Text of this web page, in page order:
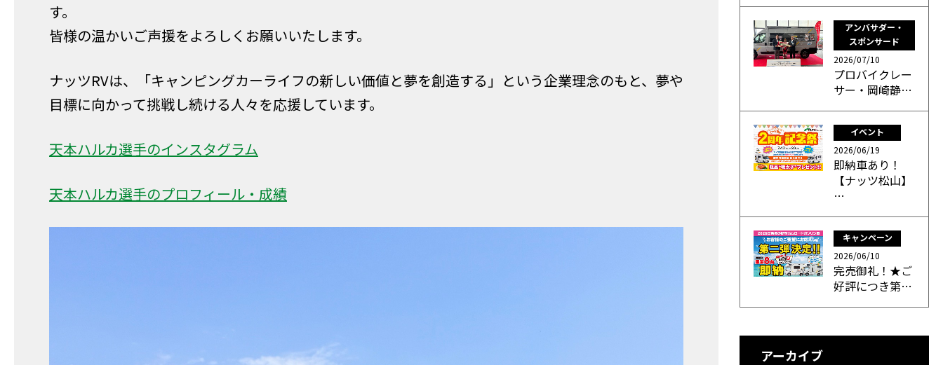
す。
皆様の温かいご声援をよろしくお願いいたします。
ナッツRVは、「キャンピングカーライフの新しい価値と夢を創造する」という企業理念のもと、夢や
目標に向かって挑戦し続ける人々を応援しています。
天本ハルカ選手のインスタグラム
天本ハルカ選手のプロフィール・成績
アンバサダー・
スポンサード
2026/07/10
プロバイクレー
サー・岡崎静…
イベント
2026/06/19
即納車あり！
【ナッツ松山】
…
キャンペーン
2026/06/10
完売御礼！★ご
好評につき第…
アーカイブ